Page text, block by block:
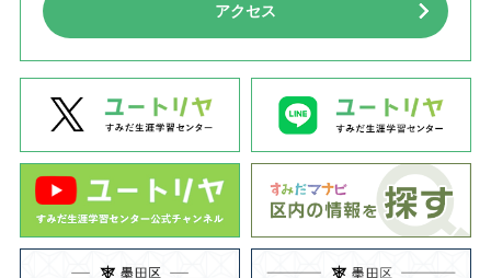
アクセス